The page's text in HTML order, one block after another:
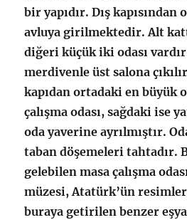
bir yapıdır. Dış
avluya girilmektedir. Alt
diğeri küçük iki odası
merdivenle üst salona
kapıdan ortadaki en büyük
çalışma odası, sağdaki ise
oda yaverine ayrılmıştır.
taban döşemeleri tahtadır.
gelebilen masa çalışma
müzesi, Atatürk’ün
buraya getirilen benzer